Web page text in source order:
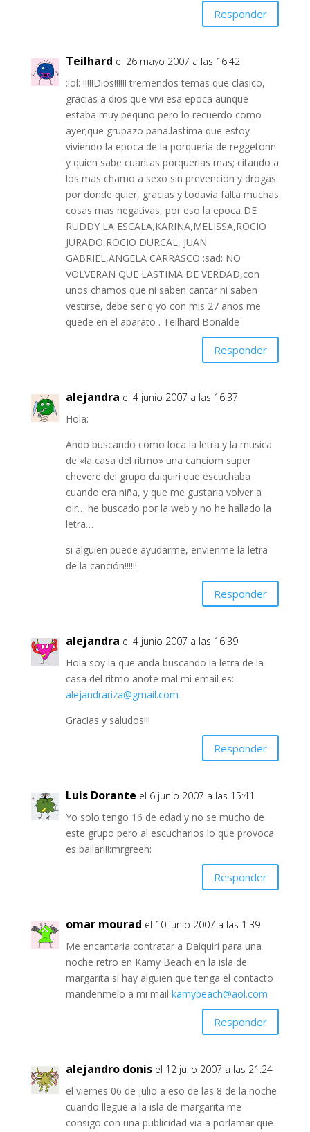
Responder
Teilhard el 26 mayo 2007 a las 16:42
:lol: !!!!!Dios!!!!!! tremendos temas que clasico,
gracias a dios que vivi esa epoca aunque
estaba muy pequño pero lo recuerdo como
ayer;que grupazo pana.lastima que estoy
viviendo la epoca de la porqueria de reggetonn
y quien sabe cuantas porquerias mas; citando a
los mas chamo a sexo sin prevención y drogas
por donde quier, gracias y todavia falta muchas
cosas mas negativas, por eso la epoca DE
RUDDY LA ESCALA,KARINA,MELISSA,ROCIO
JURADO,ROCIO DURCAL, JUAN
GABRIEL,ANGELA CARRASCO :sad: NO
VOLVERAN QUE LASTIMA DE VERDAD,con
unos chamos que ni saben cantar ni saben
vestirse, debe ser q yo con mis 27 años me
quede en el aparato . Teilhard Bonalde
Responder
alejandra el 4 junio 2007 a las 16:37
Hola:
Ando buscando como loca la letra y la musica
de «la casa del ritmo» una canciom super
chevere del grupo daiquiri que escuchaba
cuando era niña, y que me gustaria volver a
oir… he buscado por la web y no he hallado la
letra…
si alguien puede ayudarme, envienme la letra
de la canción!!!!!!
Responder
alejandra el 4 junio 2007 a las 16:39
Hola soy la que anda buscando la letra de la
casa del ritmo anote mal mi email es:
alejandrariza@gmail.com
Gracias y saludos!!!
Responder
Luis Dorante el 6 junio 2007 a las 15:41
Yo solo tengo 16 de edad y no se mucho de
este grupo pero al escucharlos lo que provoca
es bailar!!!:mrgreen:
Responder
omar mourad el 10 junio 2007 a las 1:39
Me encantaria contratar a Daiquiri para una
noche retro en Kamy Beach en la isla de
margarita si hay alguien que tenga el contacto
mandenmelo a mi mail kamybeach@aol.com
Responder
alejandro donis el 12 julio 2007 a las 21:24
el viernes 06 de julio a eso de las 8 de la noche
cuando llegue a la isla de margarita me
consigo con una publicidad via a porlamar que